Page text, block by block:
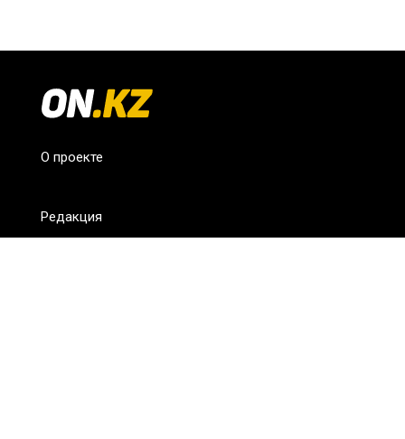
О проекте
Редакция